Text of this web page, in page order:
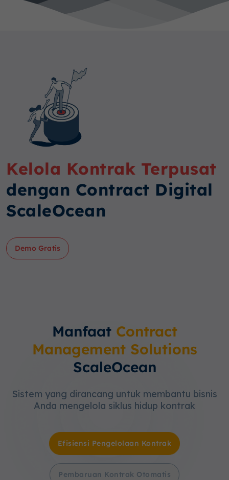
Kelola Kontrak Terpusat
dengan Contract Digital
ScaleOcean
Demo Gratis
Manfaat Contract
Management Solutions
ScaleOcean
Sistem yang dirancang untuk membantu bisnis
Anda mengelola siklus hidup kontrak
Efisiensi Pengelolaan Kontrak
Pembaruan Kontrak Otomatis